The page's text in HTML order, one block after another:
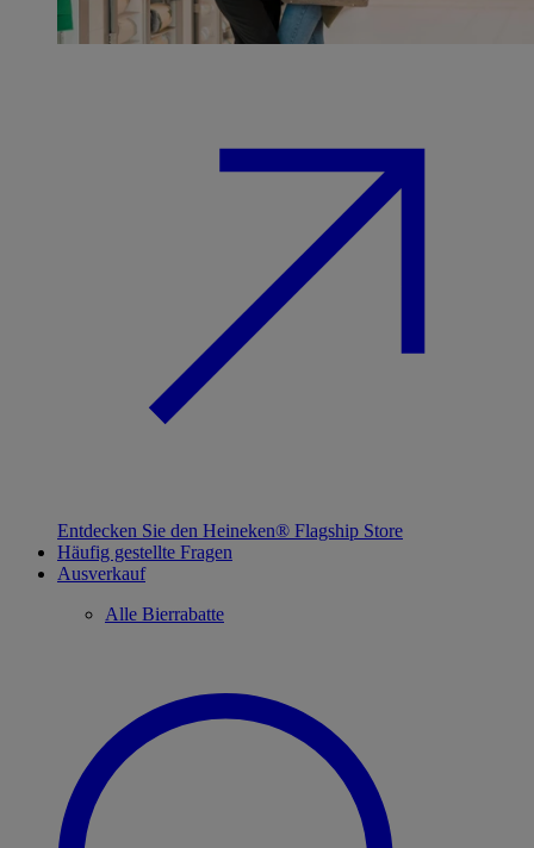
Entdecken Sie den Heineken® Flagship Store
Häufig gestellte Fragen
Ausverkauf
Alle Bierrabatte